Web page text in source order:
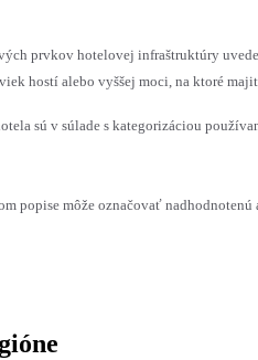
prvkov hotelovej infraštruktúry
hostí alebo vyššej moci, na ktoré
sú v súlade s kategorizáciou
popise môže označovať